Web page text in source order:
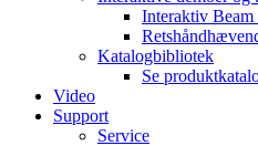
Interaktiv Beam
Katalogbibliotek
Se
Video
Support
Service